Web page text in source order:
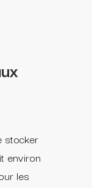
stocker
environ
les